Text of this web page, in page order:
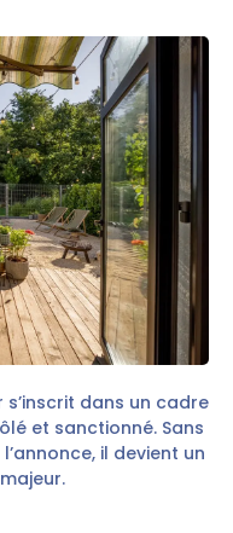
dans un cadre
et sanctionné. Sans
il devient un